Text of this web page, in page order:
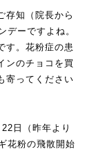
存知（院長から
デーですよね。
す。花粉症の患
ンのチョコを買
寄ってください
日（昨年より
花粉の飛散開始